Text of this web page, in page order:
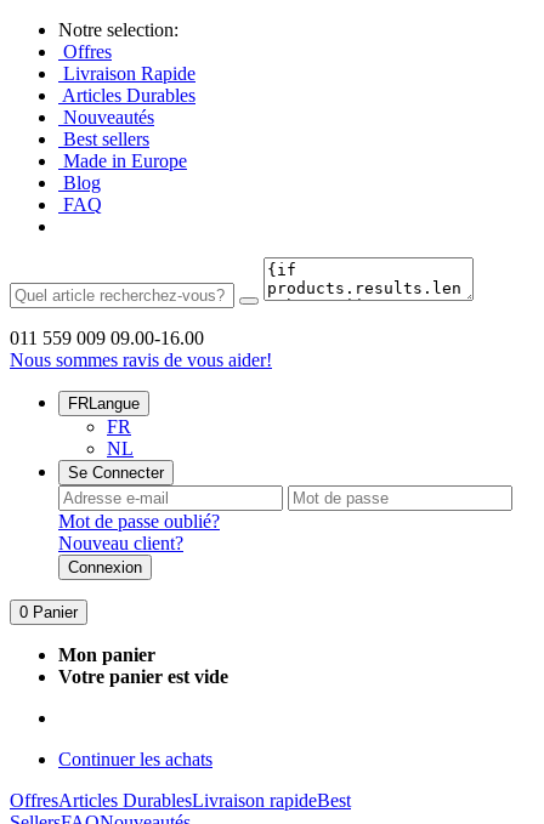
Notre selection:
Offres
Livraison Rapide
Articles Durables
Nouveautés
Best sellers
Made in Europe
Blog
FAQ
011 559 009 09.00-16.00
Nous sommes ravis de vous aider!
FRLangue
FR
NL
Se Connecter
Mot de passe oublié?
Nouveau client?
Connexion
0 Panier
Mon panier
Votre panier est vide
Continuer les achats
OffresArticles DurablesLivraison rapideBest